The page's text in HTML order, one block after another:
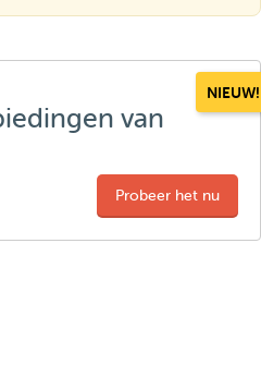
NIEUW!
van
Probeer het nu